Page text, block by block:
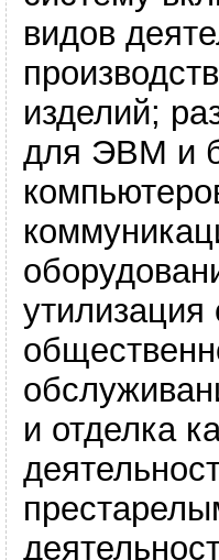
видов
изделий;
для ЭВМ и
утилизация
и отделка